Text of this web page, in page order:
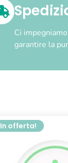
Ci
garantire la
In offerta!